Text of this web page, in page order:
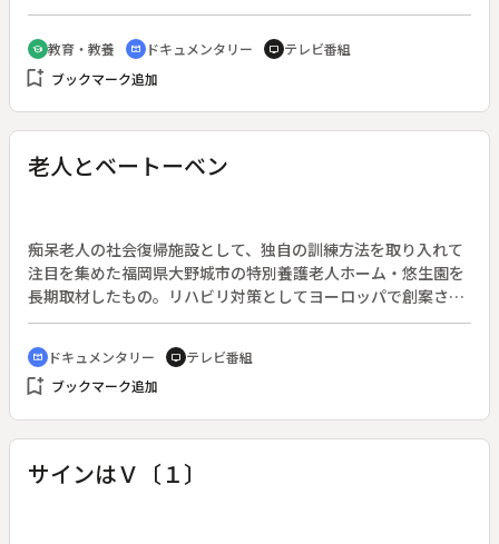
（１９６９年１０月５日～１９７０年３月２９日放送、全２６
回）◆今回のテーマは、フランス料理。美食の国、フランス。
海と大地の豊かな恵みと変化に富んだ気候風土が特色ある郷土
料理を生み、それらを慈しむグルメ文化を育んだ。グルメと
学ぶ人、チーズ作りに励む人、果ては酒蔵に眠るワインまで、
食に対するフランス人の姿勢やこだわりを紹介する。
school 教育・教養 cinematic_blur ドキュメンタリー tv テレビ番組
bookmark_add ブックマーク追加
老人とベートーベン
痴呆老人の社会復帰施設として、独自の訓練方法を取り入れて
注目を集めた福岡県大野城市の特別養護老人ホーム・悠生園を
長期取材したもの。リハビリ対策としてヨーロッパで創案され
た音楽療法を工夫し、障害を持つ５０人あまりの老人にオルガ
ン・ハーモニカ、タンバリン、笛などでベートーベンの「運
命」を演奏させる。そうした身体的・精神的な機能回復をめざ
す課程を追い、老人の生きがいを探る。
cinematic_blur ドキュメンタリー tv テレビ番組
bookmark_add ブックマーク追加
サインはＶ〔１〕